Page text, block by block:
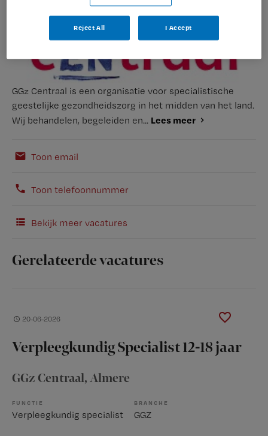
GGz Centraal is een organisatie voor specialistische
geestelijke gezondheidszorg in het midden van het land.
Wij behandelen, begeleiden en... Lees meer
Toon email
Toon telefoonnummer
Bekijk meer vacatures
Gerelateerde vacatures
20-06-2026
Verpleegkundig Specialist 12-18 jaar
GGz Centraal, Almere
FUNCTIE
Verpleegkundig specialist
BRANCHE
GGZ
Reject All I Accept